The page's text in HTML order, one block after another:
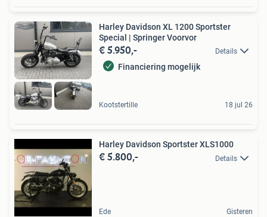
Harley Davidson XL 1200 Sportster
Special | Springer Voorvor
€ 5.950,- Details
Financiering mogelijk
Kootstertille 18 jul 26
Harley Davidson Sportster XLS1000
€ 5.800,- Details
Ede Gisteren